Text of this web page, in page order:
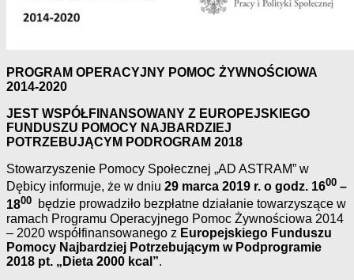
PROGRAM OPERACYJNY POMOC ŻYWNOŚCIOWA
2014-2020
JEST WSPÓŁFINANSOWANY Z EUROPEJSKIEGO
FUNDUSZU POMOCY NAJBARDZIEJ
POTRZEBUJĄCYM PODROGRAM 2018
Stowarzyszenie Pomocy Społecznej „AD ASTRAM” w
Dębicy informuje, że w dniu 29 marca 2019 r. o godz. 1600 –
1800
będzie prowadziło bezpłatne działanie towarzyszące w
ramach Programu Operacyjnego Pomoc Żywnościowa 2014
– 2020 współfinansowanego z Europejskiego Funduszu
Pomocy Najbardziej Potrzebującym w Podprogramie
2018 pt. „Dieta 2000 kcal”.